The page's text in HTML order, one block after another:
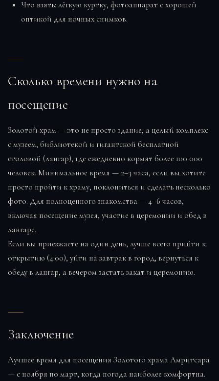
Что взять: лёгкую куртку, фотоаппарат с хорошей
оптикой для ночных снимков.
Сколько времени нужно на
посещение
Золотой храм — это не просто здание, а целый комплекс
с музеем, библиотекой и гигантской бесплатной
столовой (лангар), где ежедневно кормят более 100 000
человек. Минимальное время — 2–3 часа, если вы хотите
просто пройти к храму, поклониться и сделать несколько
фото. Для полноценного знакомства — 4–6 часов,
включая посещение музея, участие в церемонии и обед в
лангаре.
Если вы приезжаете на один день, лучше всего прийти к
открытию (4:00), уйти на завтрак в город, вернуться к
обеду в лангар, а вечером застать закат и церемонию.
Заключение
Лучшее время для посещения Золотого храма Амритсара
— с ноября по март, когда погода наиболее комфортна.